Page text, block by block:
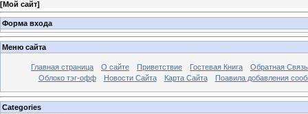
[Мой сайт]
Форма входа
Меню сайта
Главная страница О сайте Приветствие Гостевая Книга
Обратная Связь
Облоко тэг-офф
Новости Сайта Карта Сайта Поавила добавления
Categories